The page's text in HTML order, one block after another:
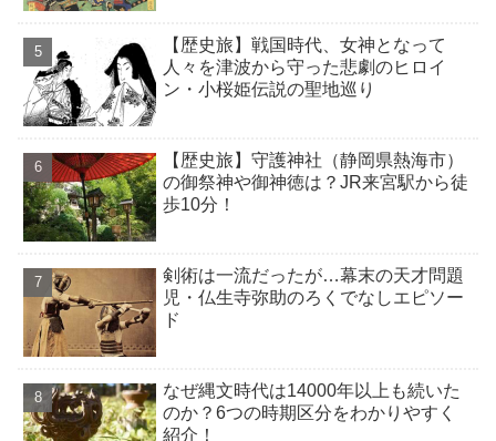
【歴史旅】戦国時代、女神となって
人々を津波から守った悲劇のヒロイ
ン・小桜姫伝説の聖地巡り
【歴史旅】守護神社（静岡県熱海市）
の御祭神や御神徳は？JR来宮駅から徒
歩10分！
剣術は一流だったが…幕末の天才問題
児・仏生寺弥助のろくでなしエピソー
ド
なぜ縄文時代は14000年以上も続いた
のか？6つの時期区分をわかりやすく
紹介！